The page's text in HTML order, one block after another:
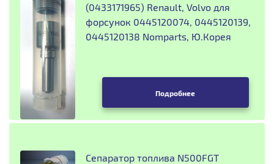
(0433171965) Renault, Volvo для
форсунок 0445120074, 0445120139,
0445120138 Nomparts, Ю.Корея
Подробнее
Сепаратор топлива N500FGT